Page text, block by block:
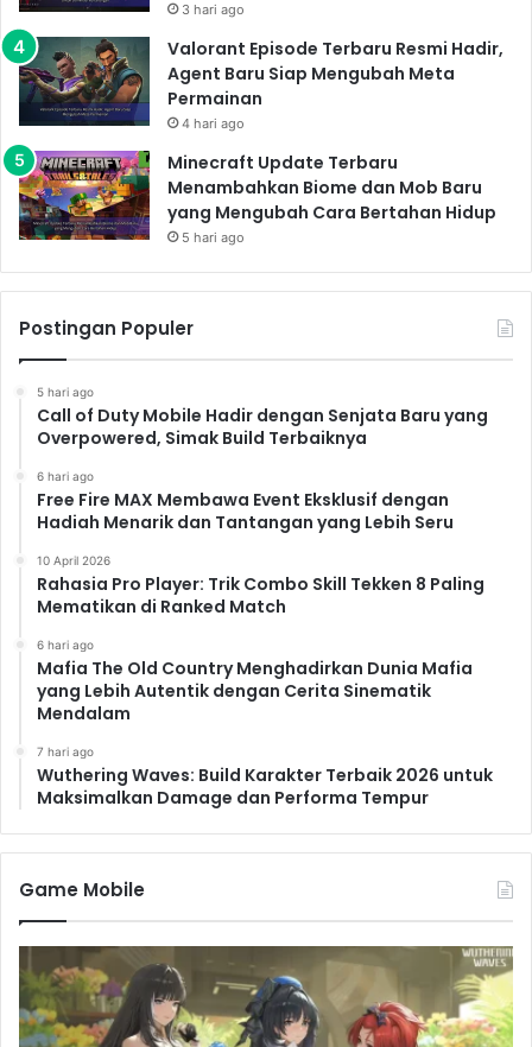
3 hari ago
Valorant Episode Terbaru Resmi Hadir,
Agent Baru Siap Mengubah Meta
Permainan
4 hari ago
Minecraft Update Terbaru
Menambahkan Biome dan Mob Baru
yang Mengubah Cara Bertahan Hidup
5 hari ago
Postingan Populer
5 hari ago
Call of Duty Mobile Hadir dengan Senjata Baru yang
Overpowered, Simak Build Terbaiknya
6 hari ago
Free Fire MAX Membawa Event Eksklusif dengan
Hadiah Menarik dan Tantangan yang Lebih Seru
10 April 2026
Rahasia Pro Player: Trik Combo Skill Tekken 8 Paling
Mematikan di Ranked Match
6 hari ago
Mafia The Old Country Menghadirkan Dunia Mafia
yang Lebih Autentik dengan Cerita Sinematik
Mendalam
7 hari ago
Wuthering Waves: Build Karakter Terbaik 2026 untuk
Maksimalkan Damage dan Performa Tempur
Game Mobile